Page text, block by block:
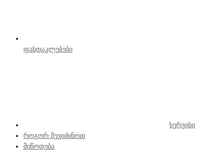
ფასდაკლებები
სერვისი
როგორ შევიძინოთ
მიწოდება